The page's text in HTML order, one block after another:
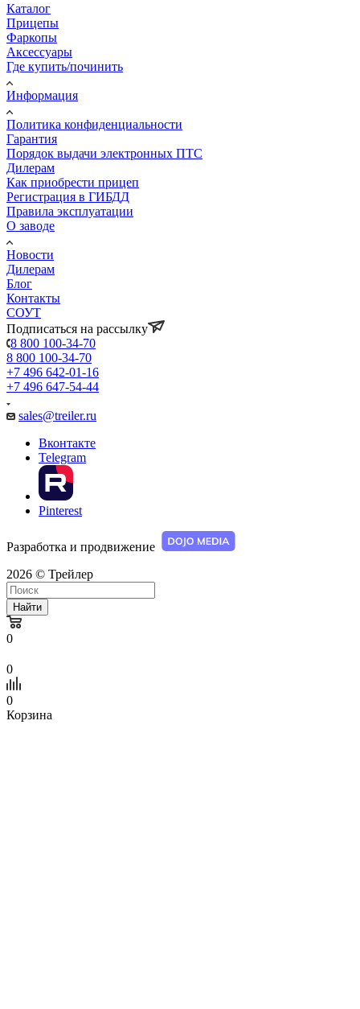
Каталог
Прицепы
Фаркопы
Аксессуары
Где купить/починить
Информация
Политика конфиденциальности
Гарантия
Порядок выдачи электронных ПТС
Дилерам
Как приобрести прицеп
Регистрация в ГИБДД
Правила эксплуатации
О заводе
Новости
Дилерам
Блог
Контакты
СОУТ
Подписаться на рассылку
8 800 100-34-70
8 800 100-34-70
+7 496 642-01-16
+7 496 647-54-44
sales@treiler.ru
Вконтакте
Telegram
Pinterest
Разработка и продвижение
2026 © Трейлер
Найти
0
0
0
Корзина